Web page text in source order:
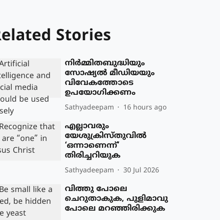
Stories
നിര്‍മ്മിതബുദ്ധിയും
സോഷ്യല്‍ മീഡിയയും
വിവേകത്തോടെ
ഉപയോഗിക്കണം
Sathyadeepam 16 hours ago
എല്ലാവരും
യേശുക്രിസ്തുവില്‍
‘ഒന്നാണെന്ന്’
തിരിച്ചറിയുക
Sathyadeepam 30 Jul 2026
വിത്തു പോലെ
ചെറുതാകുക, പുളിമാവു
പോലെ മറഞ്ഞിരിക്കുക